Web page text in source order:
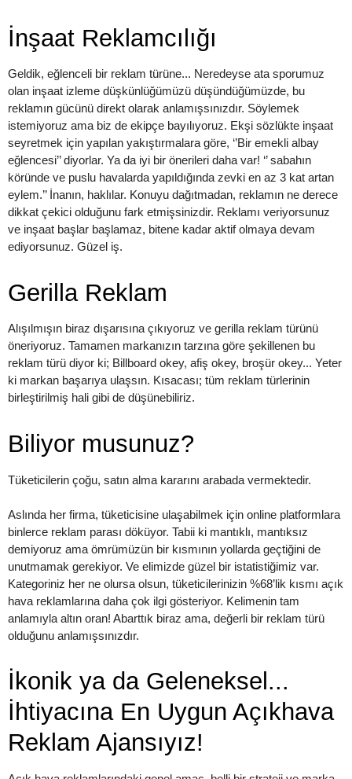
İnşaat Reklamcılığı
Geldik, eğlenceli bir reklam türüne... Neredeyse ata sporumuz
olan inşaat izleme düşkünlüğümüzü düşündüğümüzde, bu
reklamın gücünü direkt olarak anlamışsınızdır. Söylemek
istemiyoruz ama biz de ekipçe bayılıyoruz. Ekşi sözlükte inşaat
seyretmek için yapılan yakıştırmalara göre, ‘’Bir emekli albay
eğlencesi’’ diyorlar. Ya da iyi bir önerileri daha var! ‘’ sabahın
köründe ve puslu havalarda yapıldığında zevki en az 3 kat artan
eylem.’’ İnanın, haklılar. Konuyu dağıtmadan, reklamın ne derece
dikkat çekici olduğunu fark etmişsinizdir. Reklamı veriyorsunuz
ve inşaat başlar başlamaz, bitene kadar aktif olmaya devam
ediyorsunuz. Güzel iş.
Gerilla Reklam
Alışılmışın biraz dışarısına çıkıyoruz ve gerilla reklam türünü
öneriyoruz. Tamamen markanızın tarzına göre şekillenen bu
reklam türü diyor ki; Billboard okey, afiş okey, broşür okey... Yeter
ki markan başarıya ulaşsın. Kısacası; tüm reklam türlerinin
birleştirilmiş hali gibi de düşünebiliriz.
Biliyor musunuz?
Tüketicilerin çoğu, satın alma kararını arabada vermektedir.
Aslında her firma, tüketicisine ulaşabilmek için online platformlara
binlerce reklam parası döküyor. Tabii ki mantıklı, mantıksız
demiyoruz ama ömrümüzün bir kısmının yollarda geçtiğini de
unutmamak gerekiyor. Ve elimizde güzel bir istatistiğimiz var.
Kategoriniz her ne olursa olsun, tüketicilerinizin %68’lik kısmı açık
hava reklamlarına daha çok ilgi gösteriyor. Kelimenin tam
anlamıyla altın oran! Abarttık biraz ama, değerli bir reklam türü
olduğunu anlamışsınızdır.
İkonik ya da Geleneksel...
İhtiyacına En Uygun Açıkhava
Reklam Ajansıyız!